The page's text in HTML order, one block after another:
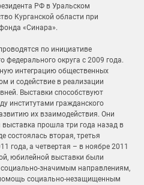
РФ в Уральском
Курганской области при
«Синара».
по инициативе
федерального округа с 2009 года.
интеграцию общественных
и содействие в реализации
Выставки способствуют
институтами гражданского
их взаимодействия. Они
прошла три года назад в
состоялась вторая, третья
года, а четвертая – в ноябре 2011
юбилейной выставки были
значимым направлениям,
социально-незащищенным